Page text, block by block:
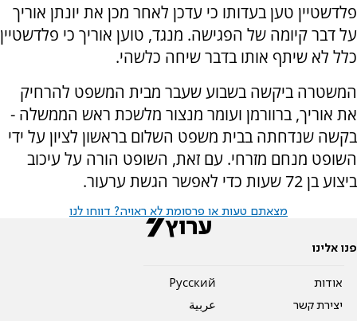
פלדשטיין טען בעדותו כי עדכן לאחר מכן את יונתן אוריך
על דבר קיומה של הפגישה. מנגד, טוען אוריך כי פלדשטיין
כלל לא שיתף אותו בדבר שיחה כלשהי.
המשטרה ביקשה בשבוע שעבר מבית המשפט להרחיק
את אוריך, ברוורמן ועומר מנצור מלשכת ראש הממשלה -
בקשה שנדחתה בבית משפט השלום בראשון לציון על ידי
השופט מנחם מזרחי. עם זאת, השופט הורה על עיכוב
ביצוע בן 72 שעות כדי לאפשר הגשת ערעור.
מצאתם טעות או פרסומת לא ראויה? דווחו לנו
פנו אלינו
אודות
יצירת קשר
Pусский
عربية